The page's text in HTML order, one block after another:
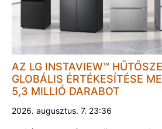
AZ LG INSTAVIEW™
GLOBÁLIS ÉRTÉKESÍTÉSE
5,3 MILLIÓ DARABOT
2026. augusztus. 7. 23:36